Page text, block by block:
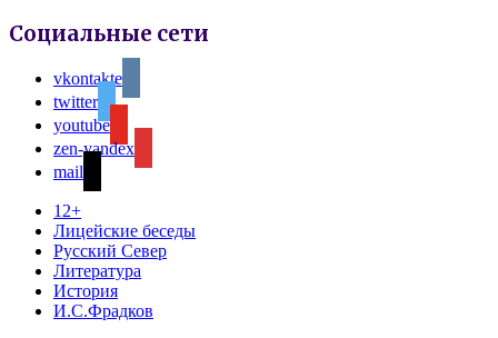
Социальные сети
vkontakte
twitter
youtube
zen-yandex
mail
12+
Лицейские беседы
Русский Север
Литература
История
И.С.Фрадков